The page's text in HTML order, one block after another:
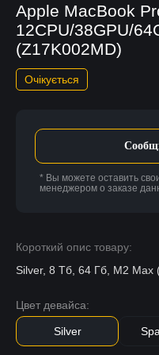
Apple MacBook
12CPU/38GPU/
(Z17K002MD)
Очікується
Короткий опис товару:
Silver, 8 Тб, 64 Гб, M2 Max
Цвет девайса:
Silver
* Вы можете оставить
менеджером о заказе